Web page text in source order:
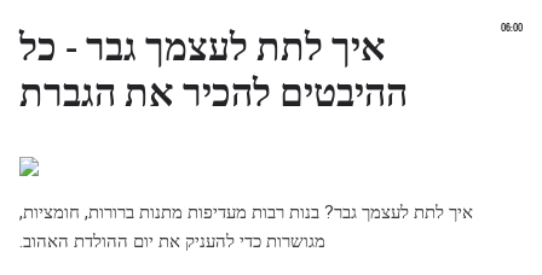
06:00
איך לתת לעצמך גבר - כל
ההיבטים להכיר את הגברת
איך לתת לעצמך גבר? בנות רבות מעדיפות מתנות ברורות, חומציות,
מגושרות כדי להעניק את יום ההולדת האהוב.